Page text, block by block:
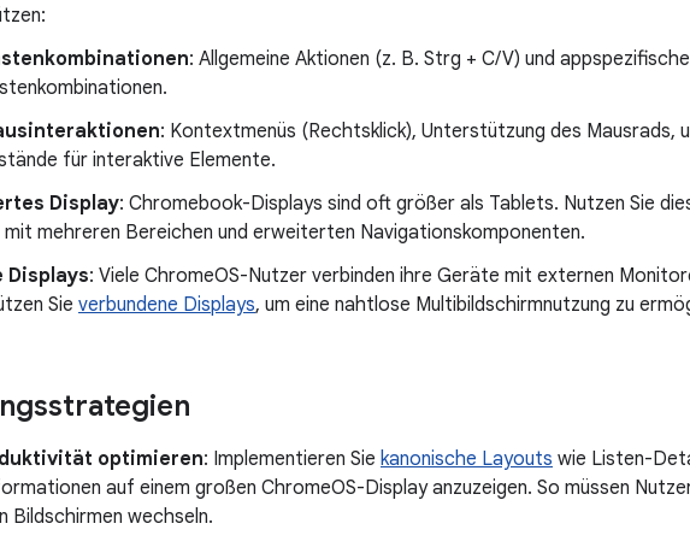
: Allgemeine Aktionen (z. B. Strg + C/V) und appspezifische
: Kontextmenüs (Rechtsklick), Unterstützung des Mausrads,
für interaktive Elemente.
Display: Chromebook-Displays sind oft größer als Tablets. Nutzen Sie
mehreren Bereichen und erweiterten Navigationskomponenten.
Displays: Viele ChromeOS-Nutzer verbinden ihre Geräte mit externen
Sie verbundene Displays, um eine nahtlose Multibildschirmnutzung zu
optimieren: Implementieren Sie kanonische Layouts wie Listen-
auf einem großen ChromeOS-Display anzuzeigen. So müssen
Bildschirmen wechseln.